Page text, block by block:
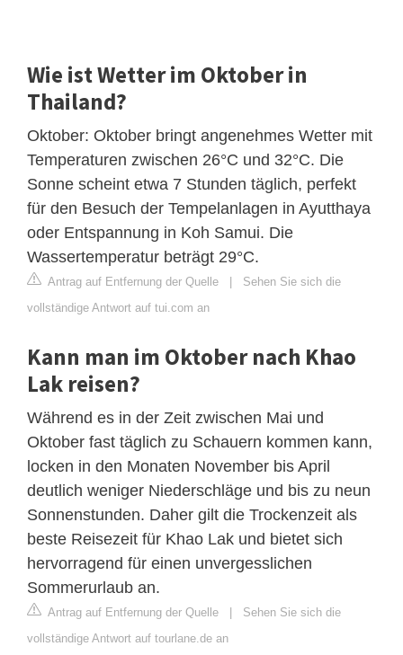
Wie ist Wetter im Oktober in
Thailand?
Oktober: Oktober bringt angenehmes Wetter mit
Temperaturen zwischen 26°C und 32°C. Die
Sonne scheint etwa 7 Stunden täglich, perfekt
für den Besuch der Tempelanlagen in Ayutthaya
oder Entspannung in Koh Samui. Die
Wassertemperatur beträgt 29°C.
Antrag auf Entfernung der Quelle | Sehen Sie sich die
vollständige Antwort auf tui.com an
Kann man im Oktober nach Khao
Lak reisen?
Während es in der Zeit zwischen Mai und
Oktober fast täglich zu Schauern kommen kann,
locken in den Monaten November bis April
deutlich weniger Niederschläge und bis zu neun
Sonnenstunden. Daher gilt die Trockenzeit als
beste Reisezeit für Khao Lak und bietet sich
hervorragend für einen unvergesslichen
Sommerurlaub an.
Antrag auf Entfernung der Quelle | Sehen Sie sich die
vollständige Antwort auf tourlane.de an